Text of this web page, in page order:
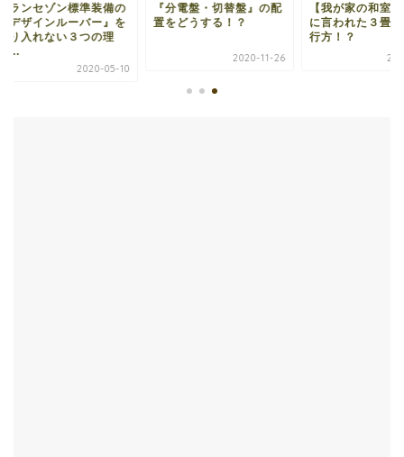
ンセゾン標準装備の
ザインルーバー』を
入れない３つの理
2020-05-10
『分電盤・切替盤』の配
置をどうする！？
2020-11-26
【我が家の和室問題
に言われた３畳の和
行方！？
2020-